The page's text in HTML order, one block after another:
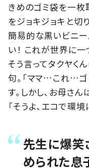
きめのゴミ袋を一枚
をジョキジョキと切
簡易的な黒いビニー
い！ これが世界に一
そう言ってタクヤく
句。「ママ…これ…ゴ
す。しかし、お母さ
「そうよ、エコで環
先生に爆笑
められた息